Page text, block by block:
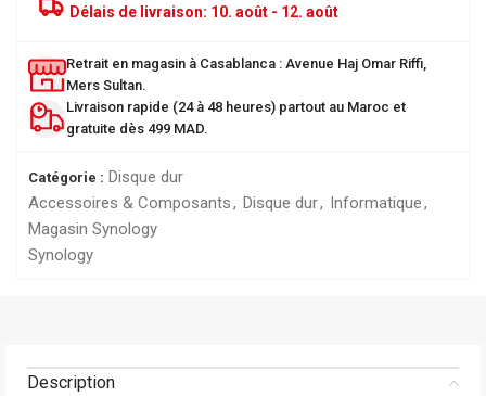
Délais de livraison: 10. août - 12. août
Retrait en magasin à Casablanca : Avenue Haj Omar Riffi,
Mers Sultan.
Livraison rapide (24 à 48 heures) partout au Maroc et
gratuite dès 499 MAD.
Catégorie : Disque dur
Accessoires & Composants, Disque dur, Informatique,
Magasin Synology
Synology
Description